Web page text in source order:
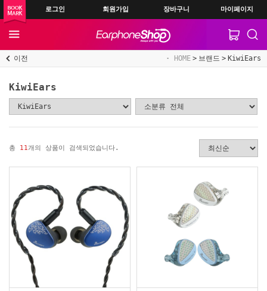
로그인 회원가입 장바구니 마이페이지
이전 HOME 브랜드 KiwiEars
KiwiEars
총 11개의 상품이 검색되었습니다.